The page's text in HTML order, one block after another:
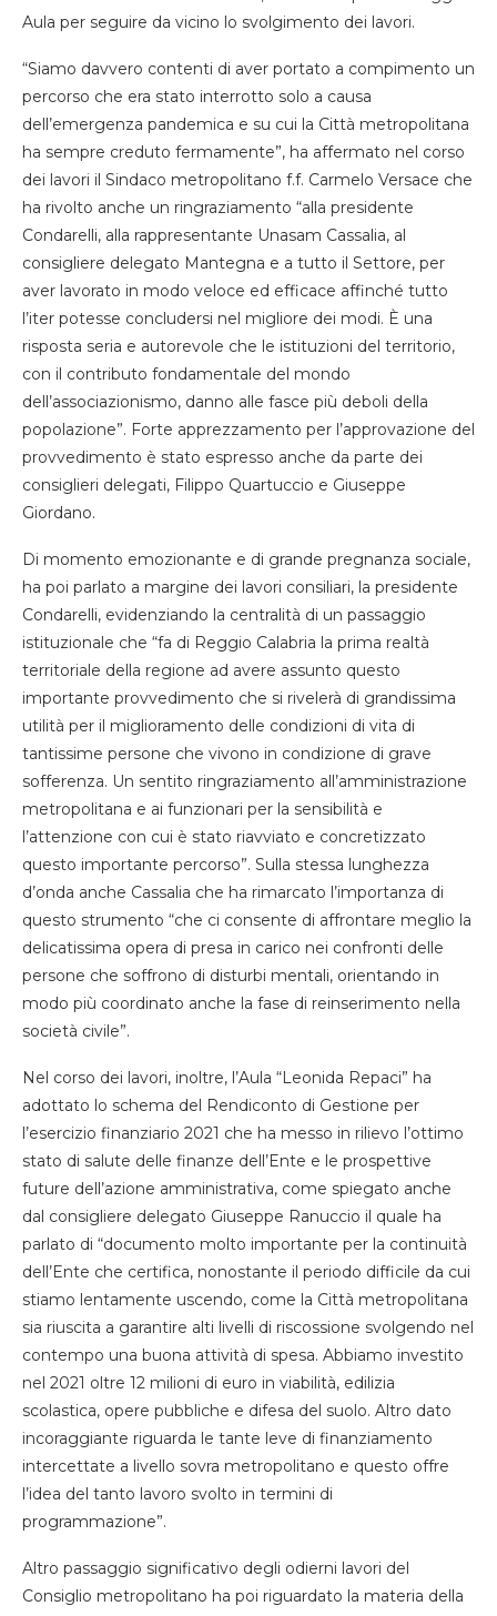
Aula per seguire da vicino lo svolgimento dei lavori.
“Siamo davvero contenti di aver portato a compimento un
percorso che era stato interrotto solo a causa
dell’emergenza pandemica e su cui la Città metropolitana
ha sempre creduto fermamente”, ha affermato nel corso
dei lavori il Sindaco metropolitano f.f. Carmelo Versace che
ha rivolto anche un ringraziamento “alla presidente
Condarelli, alla rappresentante Unasam Cassalia, al
consigliere delegato Mantegna e a tutto il Settore, per
aver lavorato in modo veloce ed efficace affinché tutto
l’iter potesse concludersi nel migliore dei modi. È una
risposta seria e autorevole che le istituzioni del territorio,
con il contributo fondamentale del mondo
dell’associazionismo, danno alle fasce più deboli della
popolazione”. Forte apprezzamento per l’approvazione del
provvedimento è stato espresso anche da parte dei
consiglieri delegati, Filippo Quartuccio e Giuseppe
Giordano.
Di momento emozionante e di grande pregnanza sociale,
ha poi parlato a margine dei lavori consiliari, la presidente
Condarelli, evidenziando la centralità di un passaggio
istituzionale che “fa di Reggio Calabria la prima realtà
territoriale della regione ad avere assunto questo
importante provvedimento che si rivelerà di grandissima
utilità per il miglioramento delle condizioni di vita di
tantissime persone che vivono in condizione di grave
sofferenza. Un sentito ringraziamento all’amministrazione
metropolitana e ai funzionari per la sensibilità e
l’attenzione con cui è stato riavviato e concretizzato
questo importante percorso”. Sulla stessa lunghezza
d’onda anche Cassalia che ha rimarcato l’importanza di
questo strumento “che ci consente di affrontare meglio la
delicatissima opera di presa in carico nei confronti delle
persone che soffrono di disturbi mentali, orientando in
modo più coordinato anche la fase di reinserimento nella
società civile”.
Nel corso dei lavori, inoltre, l’Aula “Leonida Repaci” ha
adottato lo schema del Rendiconto di Gestione per
l’esercizio finanziario 2021 che ha messo in rilievo l’ottimo
stato di salute delle finanze dell’Ente e le prospettive
future dell’azione amministrativa, come spiegato anche
dal consigliere delegato Giuseppe Ranuccio il quale ha
parlato di “documento molto importante per la continuità
dell’Ente che certifica, nonostante il periodo difficile da cui
stiamo lentamente uscendo, come la Città metropolitana
sia riuscita a garantire alti livelli di riscossione svolgendo nel
contempo una buona attività di spesa. Abbiamo investito
nel 2021 oltre 12 milioni di euro in viabilità, edilizia
scolastica, opere pubbliche e difesa del suolo. Altro dato
incoraggiante riguarda le tante leve di finanziamento
intercettate a livello sovra metropolitano e questo offre
l’idea del tanto lavoro svolto in termini di
programmazione”.
Altro passaggio significativo degli odierni lavori del
Consiglio metropolitano ha poi riguardato la materia della